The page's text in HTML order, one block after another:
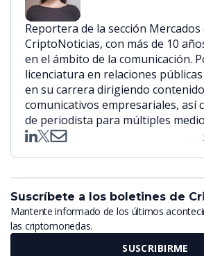
Reportera de la sección Mercados
CriptoNoticias, con más de 10
en el ámbito de la comunicación.
licenciatura en relaciones
en su carrera dirigiendo
comunicativos empresariales, así
de periodista para múltiples
Suscríbete a los boletines de
Mantente informado de los últimos
las criptomonedas.
SUSCRIBIRME